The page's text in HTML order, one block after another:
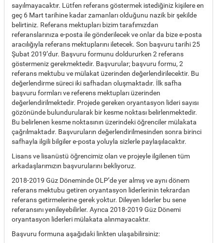
sayılmayacaktır. Lütfen referans göstermek istediğiniz kişilere en
geç 6 Mart tarihine kadar zamanları olduğunu nazik bir şekilde
belirtiniz. Referans mektupları bizim tarafımızdan
referanslarınıza e-posta ile gönderilecek ve onlar da bize e-posta
aracılığıyla referans mektuplarını iletecek. Son başvuru tarihi 25
Şubat 2019’dur. Başvuru formunu doldururken 2 referans
göstermeniz gerekmektedir. Başvurular; başvuru formu, 2
referans mektubu ve mülakat üzerinden değerlendirilecektir. Bu
değerlendirme süreci iki safhadan oluşmaktadır. İlk safha
başvuru formları ve referens mektupları üzerinden
değerlendirilmektedir. Projede gereken oryantasyon lideri sayısı
gözönünde bulundurularak bir kesme noktası belirlenmektedir.
Bu belirlenen kesme noktasının üzerindeki öğrenciler mülakata
çağrılmaktadır. Başvuruların değerlendirilmesinden sonra birinci
safhayla ilgili bilgiler e-posta yoluyla sizlerle paylaşılacaktır.
Lisans ve lisanüstü öğrencimiz olan ve projeyle ilgilenen tüm
arkadaşlarımızın başvurularını bekliyoruz.
2018-2019 Güz Döneminde OLP’de yer almış ve aynı dönem
referans mektubu getiren oryantasyon liderlerinin tekrardan
referans getirmelerine gerek yoktur. Dileyen liderler bu sene
referansını yenileyebilirler. Ayrıca 2018-2019 Güz Dönemi
oryantasyon liderleri mülakata alınmayacaktır.
Başvuru formuna aşağıdaki linkten ulaşabilirsiniz: